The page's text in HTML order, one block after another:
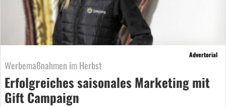
Advertorial
Werbemaßnahmen im Herbst
Erfolgreiches saisonales Marketing mit
Gift Campaign